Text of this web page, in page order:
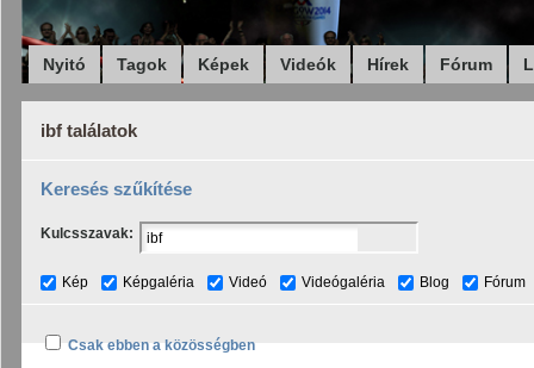
Nyitó Tagok Képek Videók Hírek Fórum
ibf találatok
Keresés szűkítése
Kulcsszavak:
Kép Képgaléria Videó Videógaléria Blog Fórum
Csak ebben a közösségben